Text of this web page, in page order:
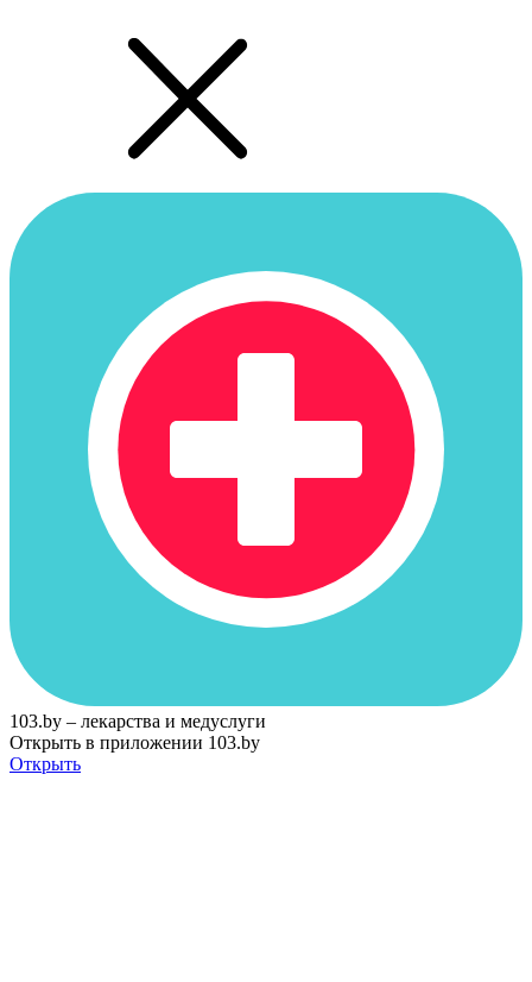
103.by – лекарства и медуслуги
Открыть в приложении 103.by
Открыть